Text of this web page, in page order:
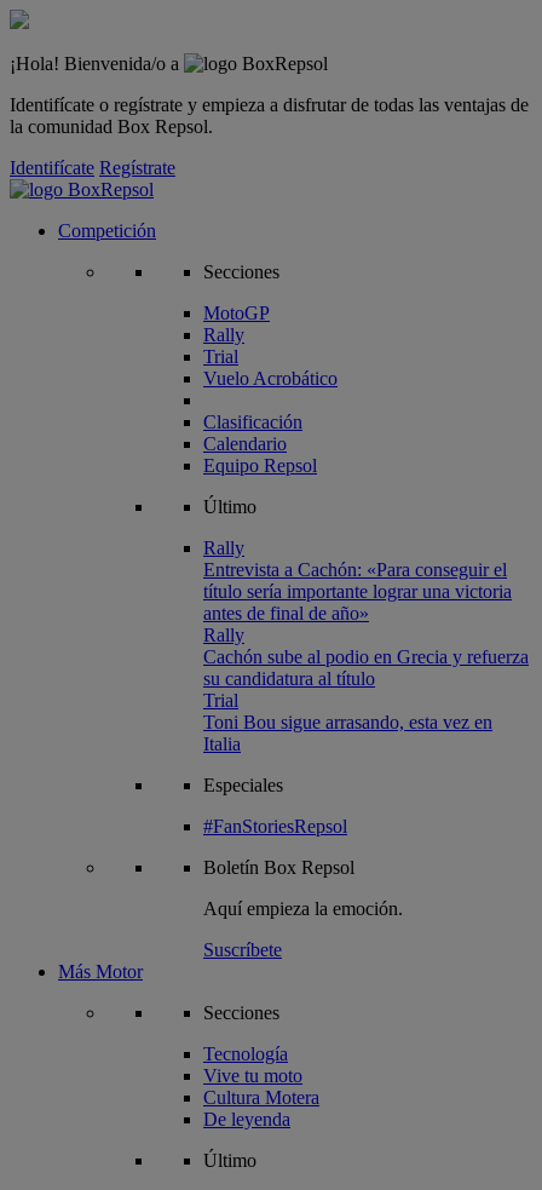
¡Hola! Bienvenida/o a
Identifícate o regístrate y empieza a disfrutar de todas las ventajas de
la comunidad Box Repsol.
Identifícate Regístrate
Competición
Secciones
MotoGP
Rally
Trial
Vuelo Acrobático
Clasificación
Calendario
Equipo Repsol
Último
Rally
Entrevista a Cachón: «Para conseguir el
título sería importante lograr una victoria
antes de final de año»
Rally
Cachón sube al podio en Grecia y refuerza
su candidatura al título
Trial
Toni Bou sigue arrasando, esta vez en
Italia
Especiales
#FanStoriesRepsol
Boletín Box Repsol
Aquí empieza la emoción.
Suscríbete
Más Motor
Secciones
Tecnología
Vive tu moto
Cultura Motera
De leyenda
Último